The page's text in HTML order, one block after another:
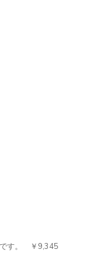
です。 ￥9,345